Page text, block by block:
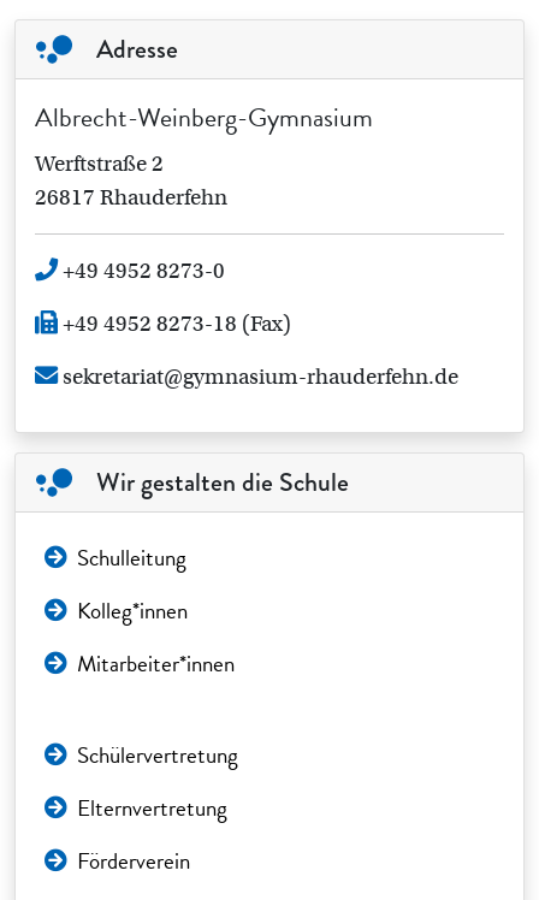
Adresse
Albrecht-Weinberg-Gymnasium
Werftstraße 2
26817 Rhauderfehn
+49 4952 8273-0
+49 4952 8273-18 (Fax)
sekretariat@gymnasium-rhauderfehn.de
Wir gestalten die Schule
Schulleitung
Kolleg*innen
Mitarbeiter*innen
Schülervertretung
Elternvertretung
Förderverein